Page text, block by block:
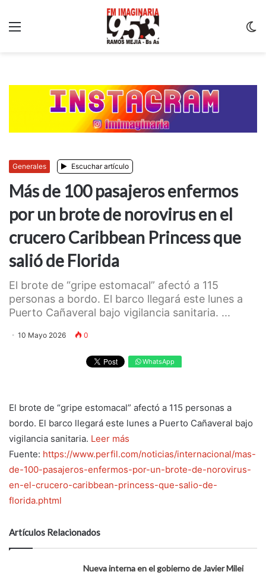
Generales Escuchar artículo
Más de 100 pasajeros enfermos
por un brote de norovirus en el
crucero Caribbean Princess que
salió de Florida
El brote de “gripe estomacal” afectó a 115
personas a bordo. El barco llegará este lunes a
Puerto Cañaveral bajo vigilancia sanitaria. ...
10 Mayo 2026 0
WhatsApp
El brote de “gripe estomacal” afectó a 115 personas a
bordo. El barco llegará este lunes a Puerto Cañaveral bajo
vigilancia sanitaria. Leer más
Fuente: https://www.perfil.com/noticias/internacional/mas-
de-100-pasajeros-enfermos-por-un-brote-de-norovirus-
en-el-crucero-caribbean-princess-que-salio-de-
florida.phtml
Artículos Relacionados
Nueva interna en el gobierno de Javier Milei